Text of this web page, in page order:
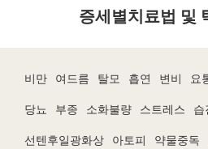
증세별치료법 및
비만 여드름 탈모 흡연 변비 요
당뇨 부종 소화불량 스트레스 습
선텐후일광화상 아토피 약물중독